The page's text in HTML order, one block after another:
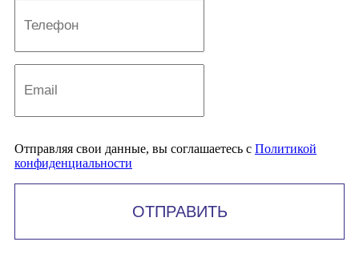
Отправляя свои данные, вы соглашаетесь с Политикой
конфиденциальности
ОТПРАВИТЬ